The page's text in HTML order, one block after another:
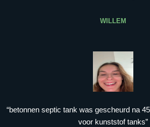
WILLEM
“betonnen septic tank was gescheurd na
voor kunststof tanks”